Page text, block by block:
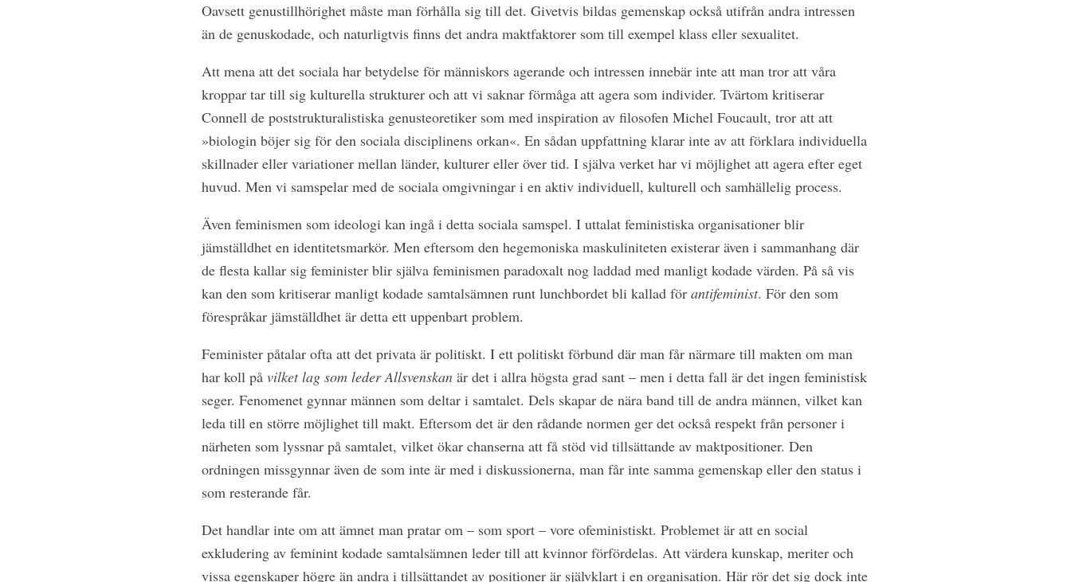
Oavsett genustillhörighet måste man förhålla sig till det. Givetvis bildas gemenskap också utifrån andra intressen
än de genuskodade, och naturligtvis finns det andra maktfaktorer som till exempel klass eller sexualitet.
Att mena att det sociala har betydelse för människors agerande och intressen innebär inte att man tror att våra
kroppar tar till sig kulturella strukturer och att vi saknar förmåga att agera som individer. Tvärtom kritiserar
Connell de poststrukturalistiska genusteoretiker som med inspiration av filosofen Michel Foucault, tror att att
»biologin böjer sig för den sociala disciplinens orkan«. En sådan uppfattning klarar inte av att förklara individuella
skillnader eller variationer mellan länder, kulturer eller över tid. I själva verket har vi möjlighet att agera efter eget
huvud. Men vi samspelar med de sociala omgivningar i en aktiv individuell, kulturell och samhällelig process.
Även feminismen som ideologi kan ingå i detta sociala samspel. I uttalat feministiska organisationer blir
jämställdhet en identitetsmarkör. Men eftersom den hegemoniska maskuliniteten existerar även i sammanhang där
de flesta kallar sig feminister blir själva feminismen paradoxalt nog laddad med manligt kodade värden. På så vis
kan den som kritiserar manligt kodade samtalsämnen runt lunchbordet bli kallad för antifeminist. För den som
förespråkar jämställdhet är detta ett uppenbart problem.
Feminister påtalar ofta attdet privata är politiskt. I ett politiskt förbund där man får närmare till makten om man
har koll på vilket lag som leder Allsvenskan är det i allra högsta grad sant – men i detta fall är det ingen feministisk
seger. Fenomenet gynnar männen som deltar i samtalet. Dels skapar de nära band till de andra männen, vilket kan
leda till en större möjlighet till makt. Eftersom det är den rådande normen ger det också respekt från personer i
närheten som lyssnar på samtalet, vilket ökar chanserna att få stöd vid tillsättande av maktpositioner. Den
ordningen missgynnar även de som inte är med i diskussionerna, man får inte samma gemenskap eller den status i
som resterande får.
Det handlar inte om att ämnet man pratar om – som sport – vore ofeministiskt. Problemet är att en social
exkludering av feminint kodade samtalsämnen leder till att kvinnor förfördelas. Att värdera kunskap, meriter och
vissa egenskaper högre än andra i tillsättandet av positioner är självklart i en organisation. Här rör det sig dock inte